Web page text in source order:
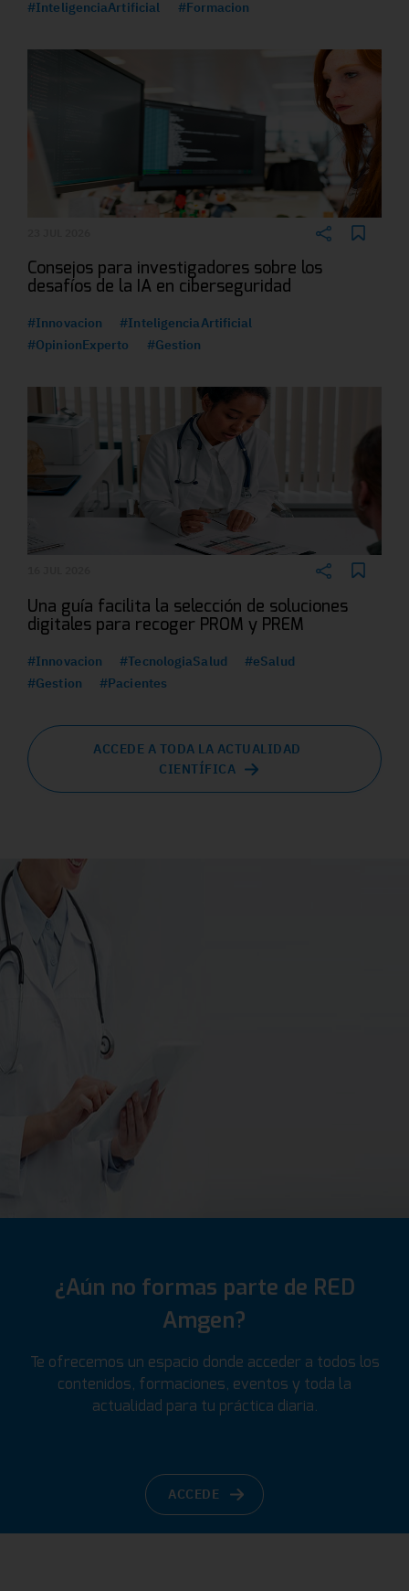
#InteligenciaArtificial
#Formacion
Consejos para investigadores sobre los
desafíos de la IA en ciberseguridad
#Innovacion
#InteligenciaArtificial
#OpinionExperto
#Gestion
Una guía facilita la selección de soluciones
digitales para recoger PROM y PREM
#Innovacion #TecnologiaSalud
#eSalud
#Gestion
#Pacientes
ACCEDE A TODA LA ACTUALIDAD
CIENTÍFICA
¿Aún no formas parte de RED
Amgen?
Te ofrecemos un espacio donde acceder a todos los
contenidos, formaciones, eventos y toda la
actualidad para tu práctica diaria.
ACCEDE